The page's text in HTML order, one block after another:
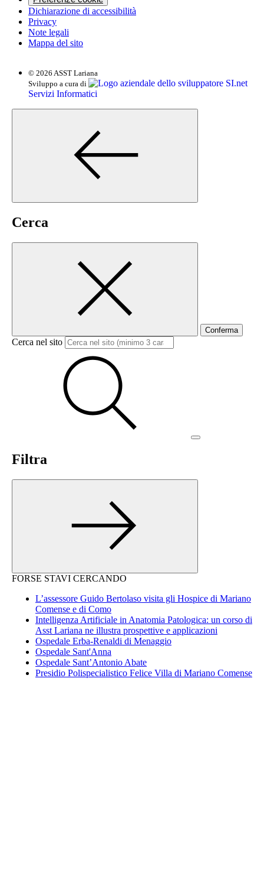
Dichiarazione di accessibilità
Privacy
Note legali
Mappa del sito
© 2026 ASST Lariana
Sviluppo a cura di
SI.net
Servizi Informatici
Cerca
Conferma
Cerca nel sito
Filtra
FORSE STAVI CERCANDO
L’assessore Guido Bertolaso visita gli Hospice di Mariano
Comense e di Como
Intelligenza Artificiale in Anatomia Patologica: un corso di
Asst Lariana ne illustra prospettive e applicazioni
Ospedale Erba-Renaldi di Menaggio
Ospedale Sant'Anna
Ospedale Sant’Antonio Abate
Presidio Polispecialistico Felice Villa di Mariano Comense